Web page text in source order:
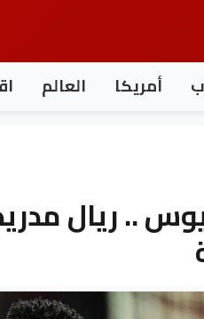
أمريكا العالم
.. ريال